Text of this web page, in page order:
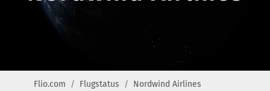
Flio.com Flugstatus
Nordwind Airlines